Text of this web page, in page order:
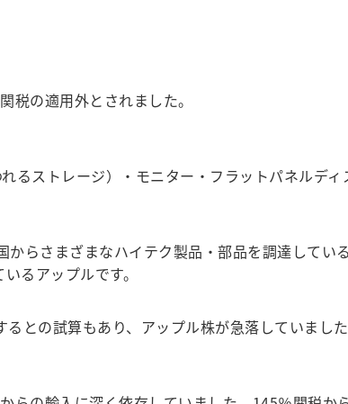
の適用外とされました。
るストレージ）・モニター・フラットパネルデ
らさまざまなハイテク製品・部品を調達してい
るアップルです。
との試算もあり、アップル株が急落していまし